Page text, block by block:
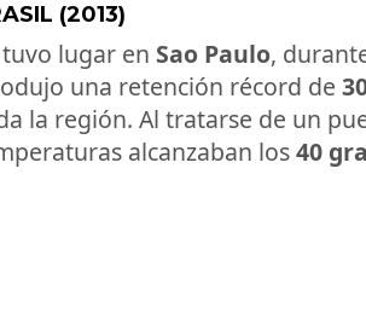
(2013)
lugar en Sao Paulo,
una retención récord de
la región. Al tratarse de un
alcanzaban los40